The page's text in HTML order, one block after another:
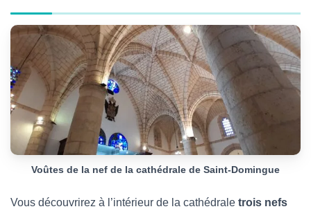
Voûtes de la nef de la cathédrale de Saint-Domingue
Vous découvrirez à l’intérieur de la cathédrale trois nefs